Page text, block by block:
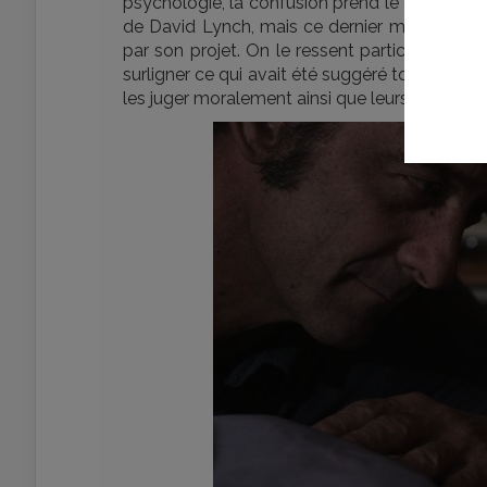
de David Lynch, mais ce dernier maîtrise
par son projet. On le ressent
surligner ce qui avait été suggéré tout du
les juger moralement ainsi que leurs actes.